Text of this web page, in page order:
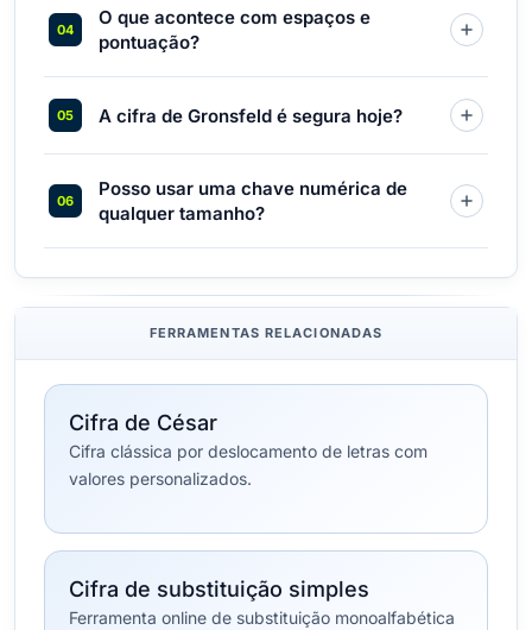
O que acontece com espaços e
pontuação?
A cifra de Gronsfeld é segura hoje?
Posso usar uma chave numérica de
qualquer tamanho?
FERRAMENTAS RELACIONADAS
Cifra de César
Cifra clássica por deslocamento de letras com
valores personalizados.
Cifra de substituição simples
Ferramenta online de substituição monoalfabética